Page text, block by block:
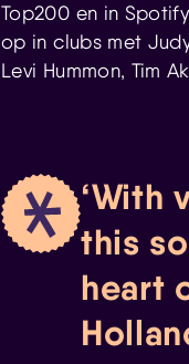
Top200 en in
op in clubs met
Levi Hummon, Tim
With
this
heart